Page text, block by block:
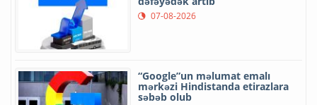
07-08-2026
“Google”un məlumat emalı
mərkəzi Hindistanda etirazlara
səbəb olub